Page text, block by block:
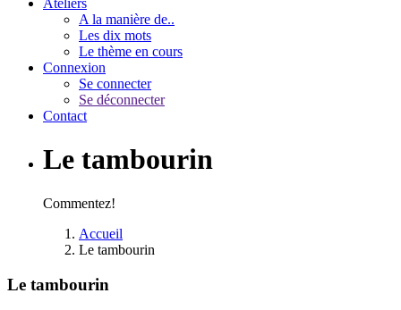
Ateliers
A la manière de..
Les dix mots
Le thème en cours
Connexion
Se connecter
Se déconnecter
Contact
Le tambourin
Commentez!
Accueil
Le tambourin
Le tambourin